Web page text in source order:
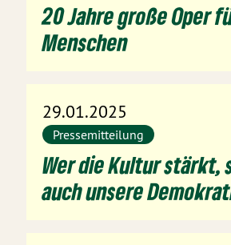
20 Jahre große Oper
Menschen
29.01.2025
Pressemitteilung
Wer die Kultur stärkt,
auch unsere